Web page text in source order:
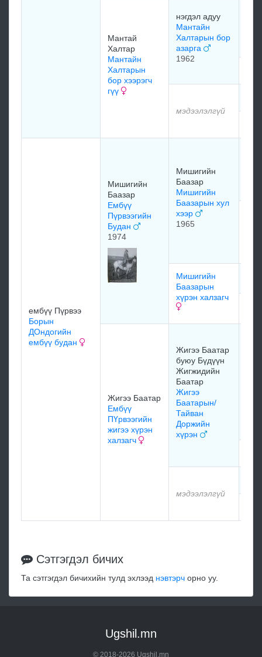
Мантай
Халтар
Мантайн
Халтарын
бор хээрэгч
гүү
нэгдэл адуу
Мантайн
Халтарын бор
азарга
1962
мэдээлэлгүй
ембүү Пүрвээ
Борын
ДОндогийн
ембүү будан
Мишигийн
Баазар
Ембүү
Пүрвээгийн
Будан
1974
Мишигийн
Баазар
Мишигийн
Баазарын хул
хээр
1965
Мишигийн
Баазарын
хүрэн халзагч
Жигээ Баатар
Ембүү
ПҮрвээгийн
жигээ хүрэн
халзагч
Жигээ Баатар
буюу Бүдүүн
Жигжидийн
Баатар
Жигээ
Баатарын/
Тайван
Доржийн
хүрэн
мэдээлэлгүй
Сэтгэгдэл бичих
Та сэтгэгдэл бичихийн тулд эхлээд нэвтэрч орно уу.
Ugshil.mn
© 2018-2026 Ugshil.mn